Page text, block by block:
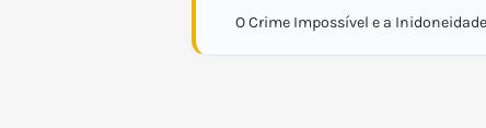
O Crime Impossível e a